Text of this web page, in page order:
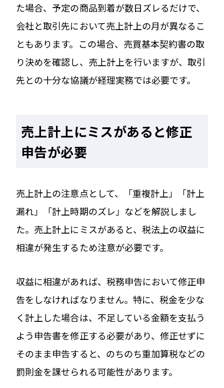
た場合、予定の商品到着が数日ズレるだけで、
会社と取引先において売上計上の月が異なるこ
ともあります。この場合、売買基本契約書の取
り決めを確認し、売上計上を行いますが、取引
先との十分な協議が経理実務では必要です。
売上計上にミスがあると修正
申告が必要
売上計上の注意点として、「重複計上」「計上
漏れ」「計上時期のズレ」などを解説しまし
た。売上計上にミスがあると、税法上の収益に
相違が発生するため注意が必要です。
収益に相違があれば、税務申告において修正申
告をしなければなりません。特に、税金を少な
く計上した場合は、不足している金額を支払う
よう申告書を修正する必要があり、修正せずに
そのまま申告すると、のちのち重加算税などの
罰則金を課せられる可能性があります。